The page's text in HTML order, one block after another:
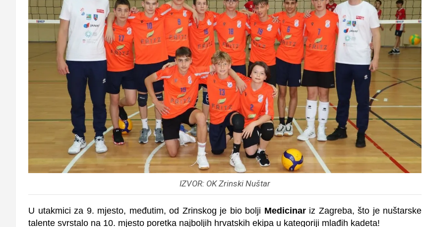
IZVOR: OK Zrinski Nuštar
U utakmici za 9. mjesto, međutim, od Zrinskog je bio bolji Medicinariz Zagreba, što je nuštarske
talente svrstalo na 10. mjesto poretka najboljih hrvatskih ekipa u kategoriji mlađih kadeta!